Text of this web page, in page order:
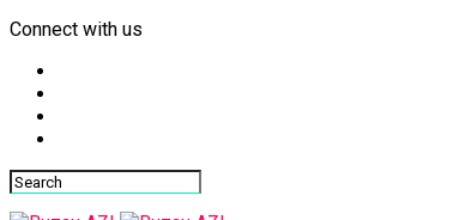
Connect with us